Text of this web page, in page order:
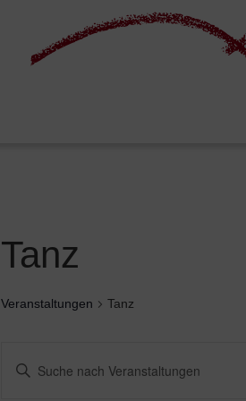
Tanz
Veranstaltungen Tanz
Suche
Schlüsselwort